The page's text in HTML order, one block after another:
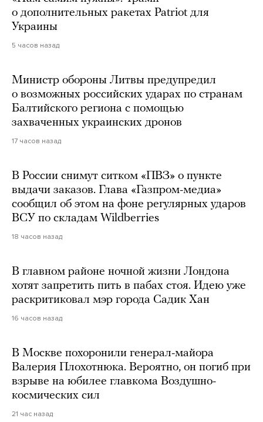
о дополнительных ракетах Patriot для
Украины
5 часов назад
Министр обороны Литвы предупредил
о возможных российских ударах по странам
Балтийского региона с помощью
захваченных украинских дронов
17 часов назад
В России снимут ситком «ПВЗ» о пункте
выдачи заказов. Глава «Газпром-медиа»
сообщил об этом на фоне регулярных ударов
ВСУ по складам Wildberries
18 часов назад
В главном районе ночной жизни Лондона
хотят запретить пить в пабах стоя. Идею уже
раскритиковал мэр города Садик Хан
16 часов назад
В Москве похоронили генерал-майора
Валерия Плохотнюка. Вероятно, он погиб при
взрыве на юбилее главкома Воздушно-
космических сил
21 час назад